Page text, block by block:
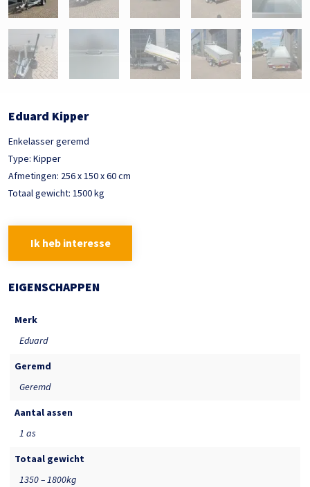
Eduard Kipper
Enkelasser geremd
Type: Kipper
Afmetingen: 256 x 150 x 60 cm
Totaal gewicht: 1500 kg
Ik heb interesse
EIGENSCHAPPEN
Merk
Eduard
Geremd
Geremd
Aantal assen
1 as
Totaal gewicht
1350 – 1800kg